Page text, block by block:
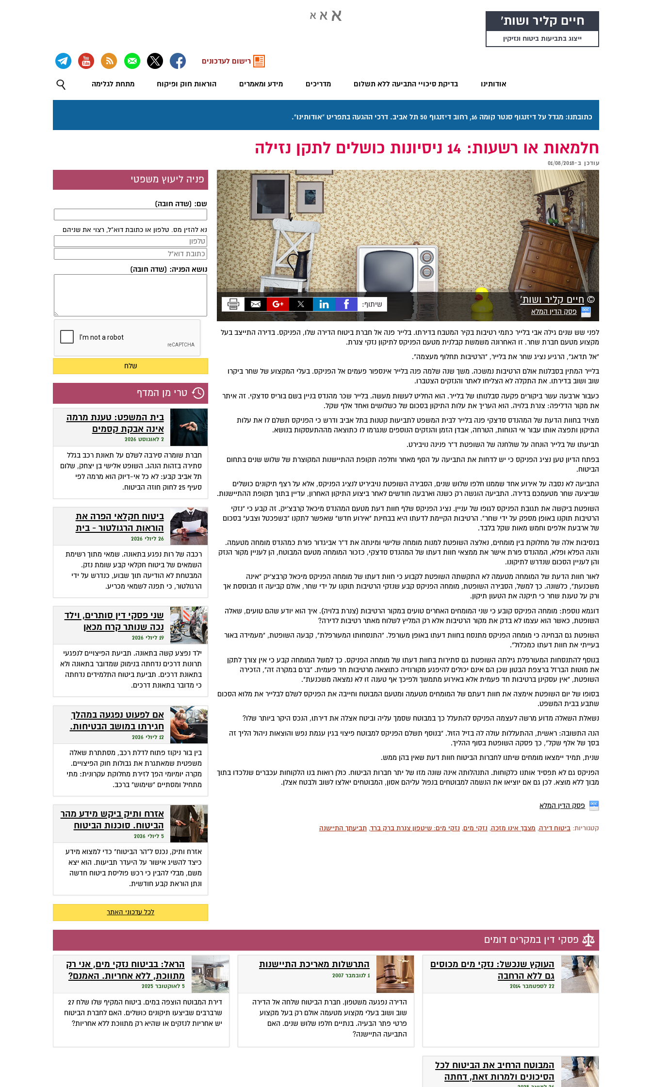
חיים קליר ושות'
ייצוג בתביעות ביטוח ונזיקין
אודותינו בדיקת סיכויי התביעה ללא תשלום מדריכים מידע ומאמרים הוראות חוק ופיקוח מתחת לגלימה
רישום לעדכונים
כתובתנו: מגדל על דיזנגוף סנטר קומה 16, רחוב דיזנגוף 50 תל אביב. דרכי ההגעה בתפריט "אודותינו".
חלמאות או רשעות: 14 ניסיונות כושלים לתקן נזילה
עודכן ב-01/08/2018
© חיים קליר ושות'
פסק הדין המלא
שיתוף:
לפני שש שנים גילה אבי בלייר כתמי רטיבות בקיר המטבח בדירתו. בלייר פנה אל חברת ביטוח הדירה שלו, הפניקס. בדירה התייצב בעל
מקצוע מטעם חברת שחר. זו האחרונה משמשת קבלנית מטעם הפניקס לתיקון נזקי צנרת.
"אל תדאג", הרגיע נציג שחר את בלייר, "הרטיבות תחלוף מעצמה".
בלייר המתין בסבלנות אולם הרטיבות נמשכה. משך שנה שלמה פנה בלייר אינספור פעמים אל הפניקס. בעלי המקצוע של שחר ביקרו
שוב ושוב בדירתו. את התקלה לא הצליחו לאתר והנזקים הצטברו.
כעבור ארבעה עשר ביקורים פקעה סבלנותו של בלייר. הוא החליט לעשות מעשה. בלייר שכר מהנדס בניין בשם בוריס סדצקי. זה איתר
את מקור הדליפה: צנרת בלויה. הוא העריך את עלות התיקון בסכום של כשלושים ואחד אלף שקל.
מצויד בחוות הדעת של המהנדס סדצקי פנה בלייר לבית המשפט לתביעות קטנות בתל אביב ודרש כי הפניקס תשלם לו את עלות
התיקון ותפצה אותו עבור אי הנוחות, הטרחה, אבדן הזמן והנזקים הנוספים שנגרמו לו כתוצאה מההתעסקות בנושא.
תביעתו של בלייר הונחה על שולחנה של השופטת ד"ר פנינה נויבירט.
בפתח הדיון טען נציג הפניקס כי יש לדחות את התביעה על הסף מאחר וחלפה תקופת ההתיישנות המקוצרת של שלוש שנים בתחום
הביטוח.
התביעה לא נסבה על אירוע אחד שממנו חלפו שלוש שנים, הסבירה השופטת נויביריט לנציג הפניקס, אלא על רצף תיקונים כושלים
שביצעה שחר מטעמכם בדירה. התביעה הוגשה רק כשנה וארבעה חודשים לאחר ביצוע התיקון האחרון, עדיין בתוך תקופת ההתיישנות.
השופטת ביקשה את תגובת הפניקס לגופו של עניין. נציג הפניקס שלף חוות דעת מטעם המהנדס מיכאל קרבצ'יק. זה קבע כי "נזקי
הרטיבות תוקנו באופן מספק על ידי שחר". הרטיבות הקיימת לדעתו היא בבחינת "אירוע חדש" שאפשר לתקנו "בשפכטל וצבע" בסכום
של ארבעת אלפים וחמש מאות שקל בלבד.
בנסיבות אלה של מחלוקת בין מומחים, נאלצה השופטת למנות מומחה שלישי ומינתה את ד"ר אביגדור פורת כמהנדס מומחה מטעמה.
והנה הפלא ופלא, המהנדס פורת אישר את ממצאי חוות דעתו של המהנדס סדצקי, כזכור המומחה מטעם המבוטח, הן לעניין מקור הנזק
והן לעניין הסכום שנדרש לתיקונו.
לאור חוות הדעת של המומחה מטעמה לא התקשתה השופטת לקבוע כי חוות דעתו של מומחה הפניקס מיכאל קרבצ'יק "אינה
משכנעת", כלשונה. כך למשל, הסבירה השופטת, מומחה הפניקס קבע שנזקי הרטיבות תוקנו על ידי שחר, אולם קביעה זו מבוססת אך
ורק על טענת שחר כי תיקנה את הטעון תיקון.
דוגמא נוספת: מומחה הפניקס קובע כי שני המומחים האחרים טועים במקור הרטיבות (צנרת בלויה). איך הוא יודע שהם טועים, שאלה
השופטת, כאשר הוא עצמו לא בדק את מקור הרטיבות אלא רק המליץ לשלוח מאתר רטיבות לדירה?
השופטת גם הבחינה כי מומחה הפניקס מתנסח בחוות דעתו באופן מעורפל. "התנסחותו המעורפלת", קבעה השופטת, "מעמידה באור
בעייתי את חוות דעתו כמכלול".
בנוסף להתנסחות המעורפלת גילתה השופטת גם סתירות בחוות דעתו של מומחה הפניקס. כך למשל המומחה קבע כי אין צורך לתקן
את מוטות הברזל ברצפת הבטון שכן הם אינם יכולים להיפגע מקורוזיה כתוצאה מרטיבות חד פעמית. "ברם במקרה זה", הזכירה
השופטת, "אין עסקינן ברטיבות חד פעמית אלא באירוע מתמשך ולפיכך אף טענה זו לא נמצאה משכנעת".
בסופו של יום השופטת אימצה את חוות דעתם של המומחים מטעמה ומטעם המבוטח וחייבה את הפניקס לשלם לבלייר את מלוא הסכום
שתבע בבית המשפט.
נשאלת השאלה מדוע מרשה לעצמה הפניקס להתעלל כך במבוטח שסמך עליה וביטח אצלה את דירתו, הנכס היקר ביותר שלו?
הנה התשובה: ראשית, ההתעללות עולה לה בזיל הזול. "בנוסף תשלם הפניקס למבוטח פיצוי בגין עגמת נפש והוצאות ניהול הליך זה
בסך של אלף שקל", כך פסקה השופטת בסוף ההליך.
שנית, תמיד יימצאו מומחים שיתנו לחברות הביטוח חוות דעת שאין בהן ממש.
הפניקס גם לא תפסיד אותנו כלקוחות. התנהלותה אינה שונה מזו של יתר חברות הביטוח. כולן רואות בנו הלקוחות עכברים שנלכדו בתוך
מבוך ללא מוצא. לכן גם אם יוציאו את הנשמה למבוטחים בנפול עליהם אסון, המבוטחים יאלצו לשוב ולבטח אצלן.
פסק הדין המלא
קטגוריות: ביטוח דירה, מצבך אינו מזכה, נזקי מים, נזקי מים: שיטפון צנרת ברק ברד, תביעתך התיישנה
פניה ליעוץ משפטי
שם: (שדה חובה)
נא להזין מס. טלפון או כתובת דוא"ל, רצוי את שניהם
נושא הפניה: (שדה חובה)
טרי מן המדף
בית המשפט: טענת מרמה
אינה אבקת קסמים
שהופכת אי-דיוק לפטור
מתשלום
2 לאוגוסט 2026
חברת שומרה סירבה לשלם על תאונת רכב בגלל
סתירה בזהות הנהג. השופט אלישי בן יצחק, שלום
תל אביב קבע: לא כל אי-דיוק הוא מרמה לפי
סעיף 25 לחוק חוזה הביטוח.
ביטוח חקלאי הפרה את
הוראות הרגולטור - בית
המשפט חילץ אותה
26 ליולי 2026
רכבה של רות נפגע בתאונה. שמאי מתוך רשימת
השמאים של ביטוח חקלאי קבע שומת נזק.
המבטחת לא הודיעה תוך שבוע, כנדרש על ידי
הרגולטור, כי תפנה לשמאי מכריע.
שני פסקי דין סותרים, וילד
נכה שנותר קרח מכאן
ומכאן
19 ליולי 2026
ילד נפצע קשה בתאונה. תביעת הפיצויים לנפגעי
תרונות דרכים נדחתה בנימוק שמדובר בתאונה ולא
בתאונת דרכים. תביעת ביטוח התלמידים נדחתה
כי מדובר בתאונת דרכים.
אם לפעוט נפגעה במהלך
חגירתו במושב הבטיחות.
האם זכאית לפיצויים?
12 ליולי 2026
בין בור ניקוז פתוח לדלת רכב, מסתתרת שאלה
משפטית שמאתגרת את גבולות חוק הפיצויים.
מקרה יומיומי הפך לזירת מחלוקת עקרונית: מתי
מתחיל ומסתיים "שימוש" ברכב.
אזרח ותיק ביקש מידע מהר
הביטוח. סוכנות הביטוח
גבתה מחשבונו פרמיות
5 ליולי 2026
אזרח ותיק, נכנס ל"הר הביטוח" כדי למצוא מידע
כיצד להשיג אישור על היעדר תביעות. הוא יצא
משם, מבלי להבין כי רכש פוליסת ביטוח חדשה
ונתן הוראת קבע חודשית.
לכל עדכוני האתר
פסקי דין במקרים דומים
העוקץ שנכשל: נזקי מים מכוסים
גם ללא הרחבה
22 לספטמבר 2014
התרשלות מאריכת התיישנות
1 לנובמבר 2007
הדירה נפגעה משטפון. חברת הביטוח שלחה אל הדירה
שוב ושוב בעלי מקצוע מטעמה אולם רק בעל מקצוע
פרטי פתר הבעיה. בנתיים חלפו שלוש שנים. האם
התביעה התיישנה?
הראל: בביטוח נזקי מים, אני רק
מתווכת, ללא אחריות. האמנם?
5 לאוקטובר 2025
דירת המבוטח הוצפה במים. ביטוח המקיף שלו שלח 27
שרברבים שביצעו תיקונים כושלים. האם לחברת הביטוח
יש אחריות לנזקים או שהיא רק מתווכת ללא אחריות?
המבוטח הרחיב את הביטוח לכל
הסיכונים ולמרות זאת, דחתה